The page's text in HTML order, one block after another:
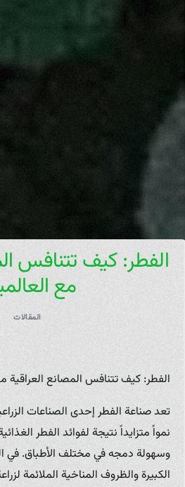
الفطر: كيف تتنافس
مع
المقالات
الفطر: كيف تتنافس المصانع العراقية
تعد صناعة الفطر إحدى الصناعات
نمواً متزايداً نتيجة لفوائد الفطر
وسهولة دمجه في مختلف الأطباق. في
الكبيرة والظروف المناخية الملائمة